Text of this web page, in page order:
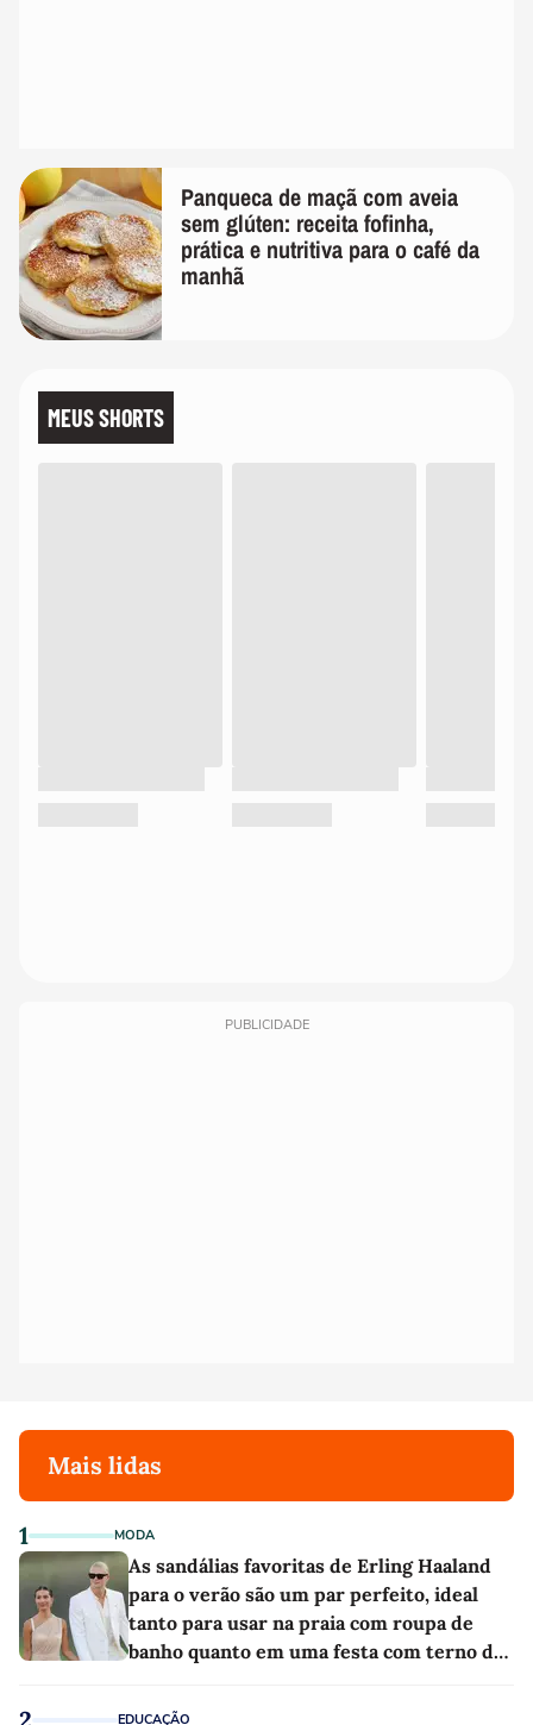
Panqueca de maçã com aveia
sem glúten: receita fofinha,
prática e nutritiva para o café da
manhã
MEUS SHORTS
PUBLICIDADE
Mais lidas
1 MODA
As sandálias favoritas de Erling Haaland
para o verão são um par perfeito, ideal
tanto para usar na praia com roupa de
banho quanto em uma festa com terno de
EDUCAÇÃO